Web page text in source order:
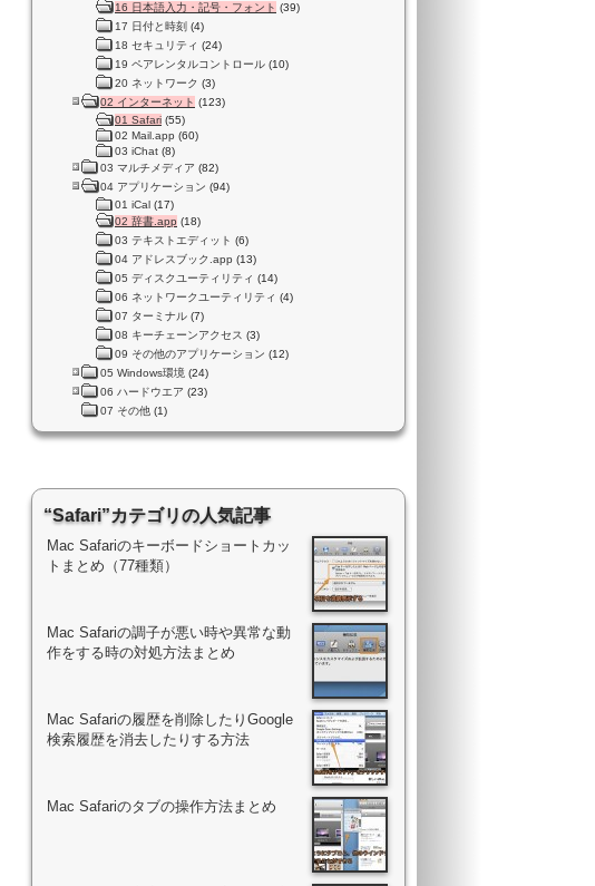
16 日本語入力・記号・フォント (39)
17 日付と時刻 (4)
18 セキュリティ (24)
19 ペアレンタルコントロール (10)
20 ネットワーク (3)
02 インターネット (123)
01 Safari (55)
02 Mail.app (60)
03 iChat (8)
03 マルチメディア (82)
04 アプリケーション (94)
01 iCal (17)
02 辞書.app (18)
03 テキストエディット (6)
04 アドレスブック.app (13)
05 ディスクユーティリティ (14)
06 ネットワークユーティリティ (4)
07 ターミナル (7)
08 キーチェーンアクセス (3)
09 その他のアプリケーション (12)
05 Windows環境 (24)
06 ハードウエア (23)
07 その他 (1)
“Safari”カテゴリの人気記事
Mac Safariのキーボードショートカッ
トまとめ（77種類）
Mac Safariの調子が悪い時や異常な動
作をする時の対処方法まとめ
Mac Safariの履歴を削除したりGoogle
検索履歴を消去したりする方法
Mac Safariのタブの操作方法まとめ